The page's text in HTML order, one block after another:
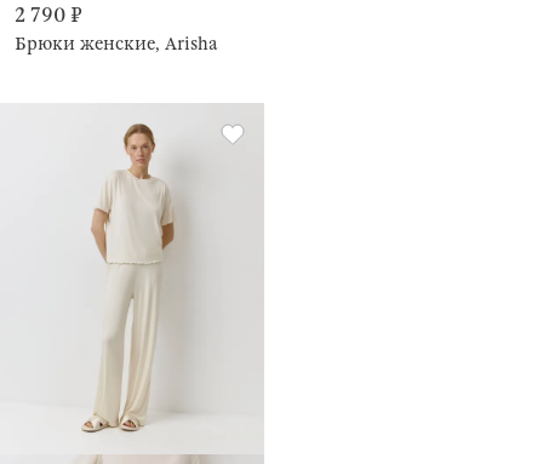
2 790 ₽
Брюки женские, Arisha